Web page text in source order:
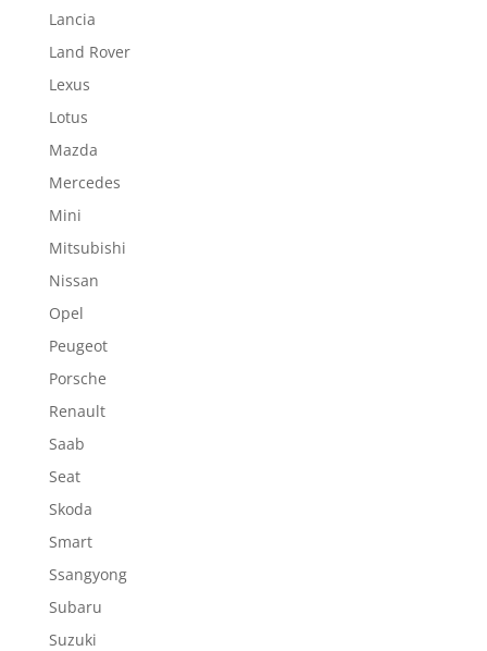
Lancia
Land Rover
Lexus
Lotus
Mazda
Mercedes
Mini
Mitsubishi
Nissan
Opel
Peugeot
Porsche
Renault
Saab
Seat
Skoda
Smart
Ssangyong
Subaru
Suzuki